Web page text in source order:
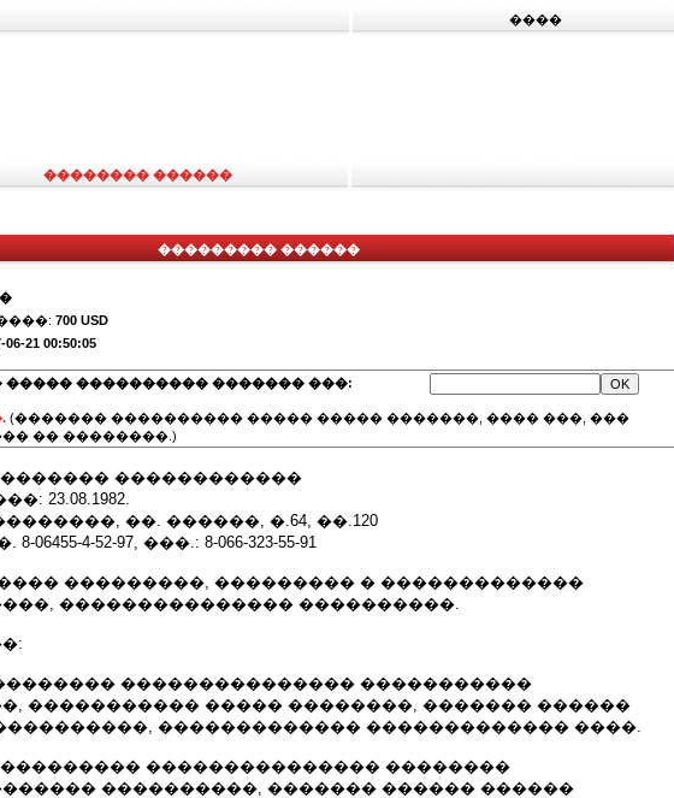
����
�������� ������
��������� ������
700 USD
06-21 00:50:05
����� ���������� ������� ���:
(������� ���������� ����� ����� �������, ���� ���, ���
�� ��������.)
������������
23.08.1982.
��. ������, �.64, ��.120
4-52-97, ���.: 8-066-323-55-91
���������, ��������� � �������������
��������������� ����������.
���������� ��������������� �����������
����������� ����� ��������, ������� ������
������������� ������������� ����.
���������� ��������������� ��������
����������, ������� ������ ������